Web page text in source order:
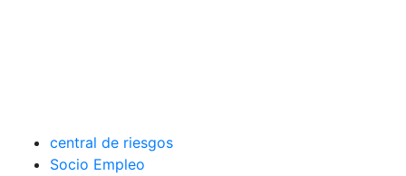
central de riesgos
Socio Empleo